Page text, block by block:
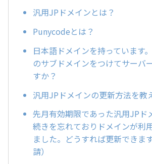
汎用JPドメインとは？
Punycodeとは？
日本語ドメインを持っています
のサブドメインをつけてサーバ
すか？
汎用JPドメインの更新方法を教
先月有効期限であった汎用JPド
続きを忘れておりドメインが利
ました。どうすれば更新できま
請）